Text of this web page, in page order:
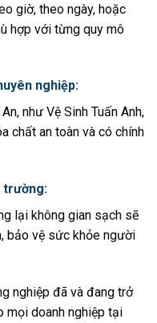
giờ, theo ngày, hoặc
hợp với từng quy mô
nghiệp:
như Vệ Sinh Tuấn Anh,
chất an toàn và có chính
trường:
lại không gian sạch sẽ
bảo vệ sức khỏe người
nghiệp đã và đang trở
mọi doanh nghiệp tại